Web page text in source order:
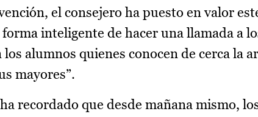
el consejero ha puesto en valor
inteligente de hacer una llamada a
los alumnos quienes conocen de cerca la
mayores”.
recordado que desde mañana mismo,